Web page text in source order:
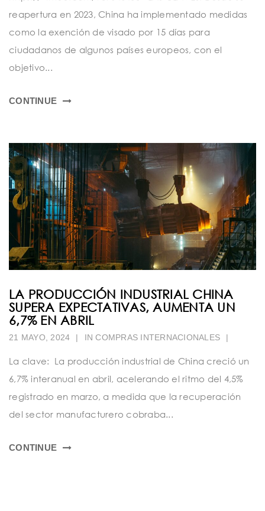
reapertura en 2023, China ha implementado medidas
como la exención de visado por 15 días para
ciudadanos de algunos países europeos, con el
objetivo...
CONTINUE
LA PRODUCCIÓN INDUSTRIAL CHINA
SUPERA EXPECTATIVAS, AUMENTA UN
6,7% EN ABRIL
21 MAYO, 2024 | INCOMPRAS INTERNACIONALES |
La clave: La producción industrial de China creció un
6,7% interanual en abril, acelerando el ritmo del 4,5%
registrado en marzo, a medida que la recuperación
del sector manufacturero cobraba...
CONTINUE